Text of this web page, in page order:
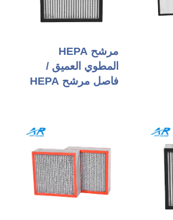
مرشح HEPA
المطوي العميق /
فاصل مرشح HEPA